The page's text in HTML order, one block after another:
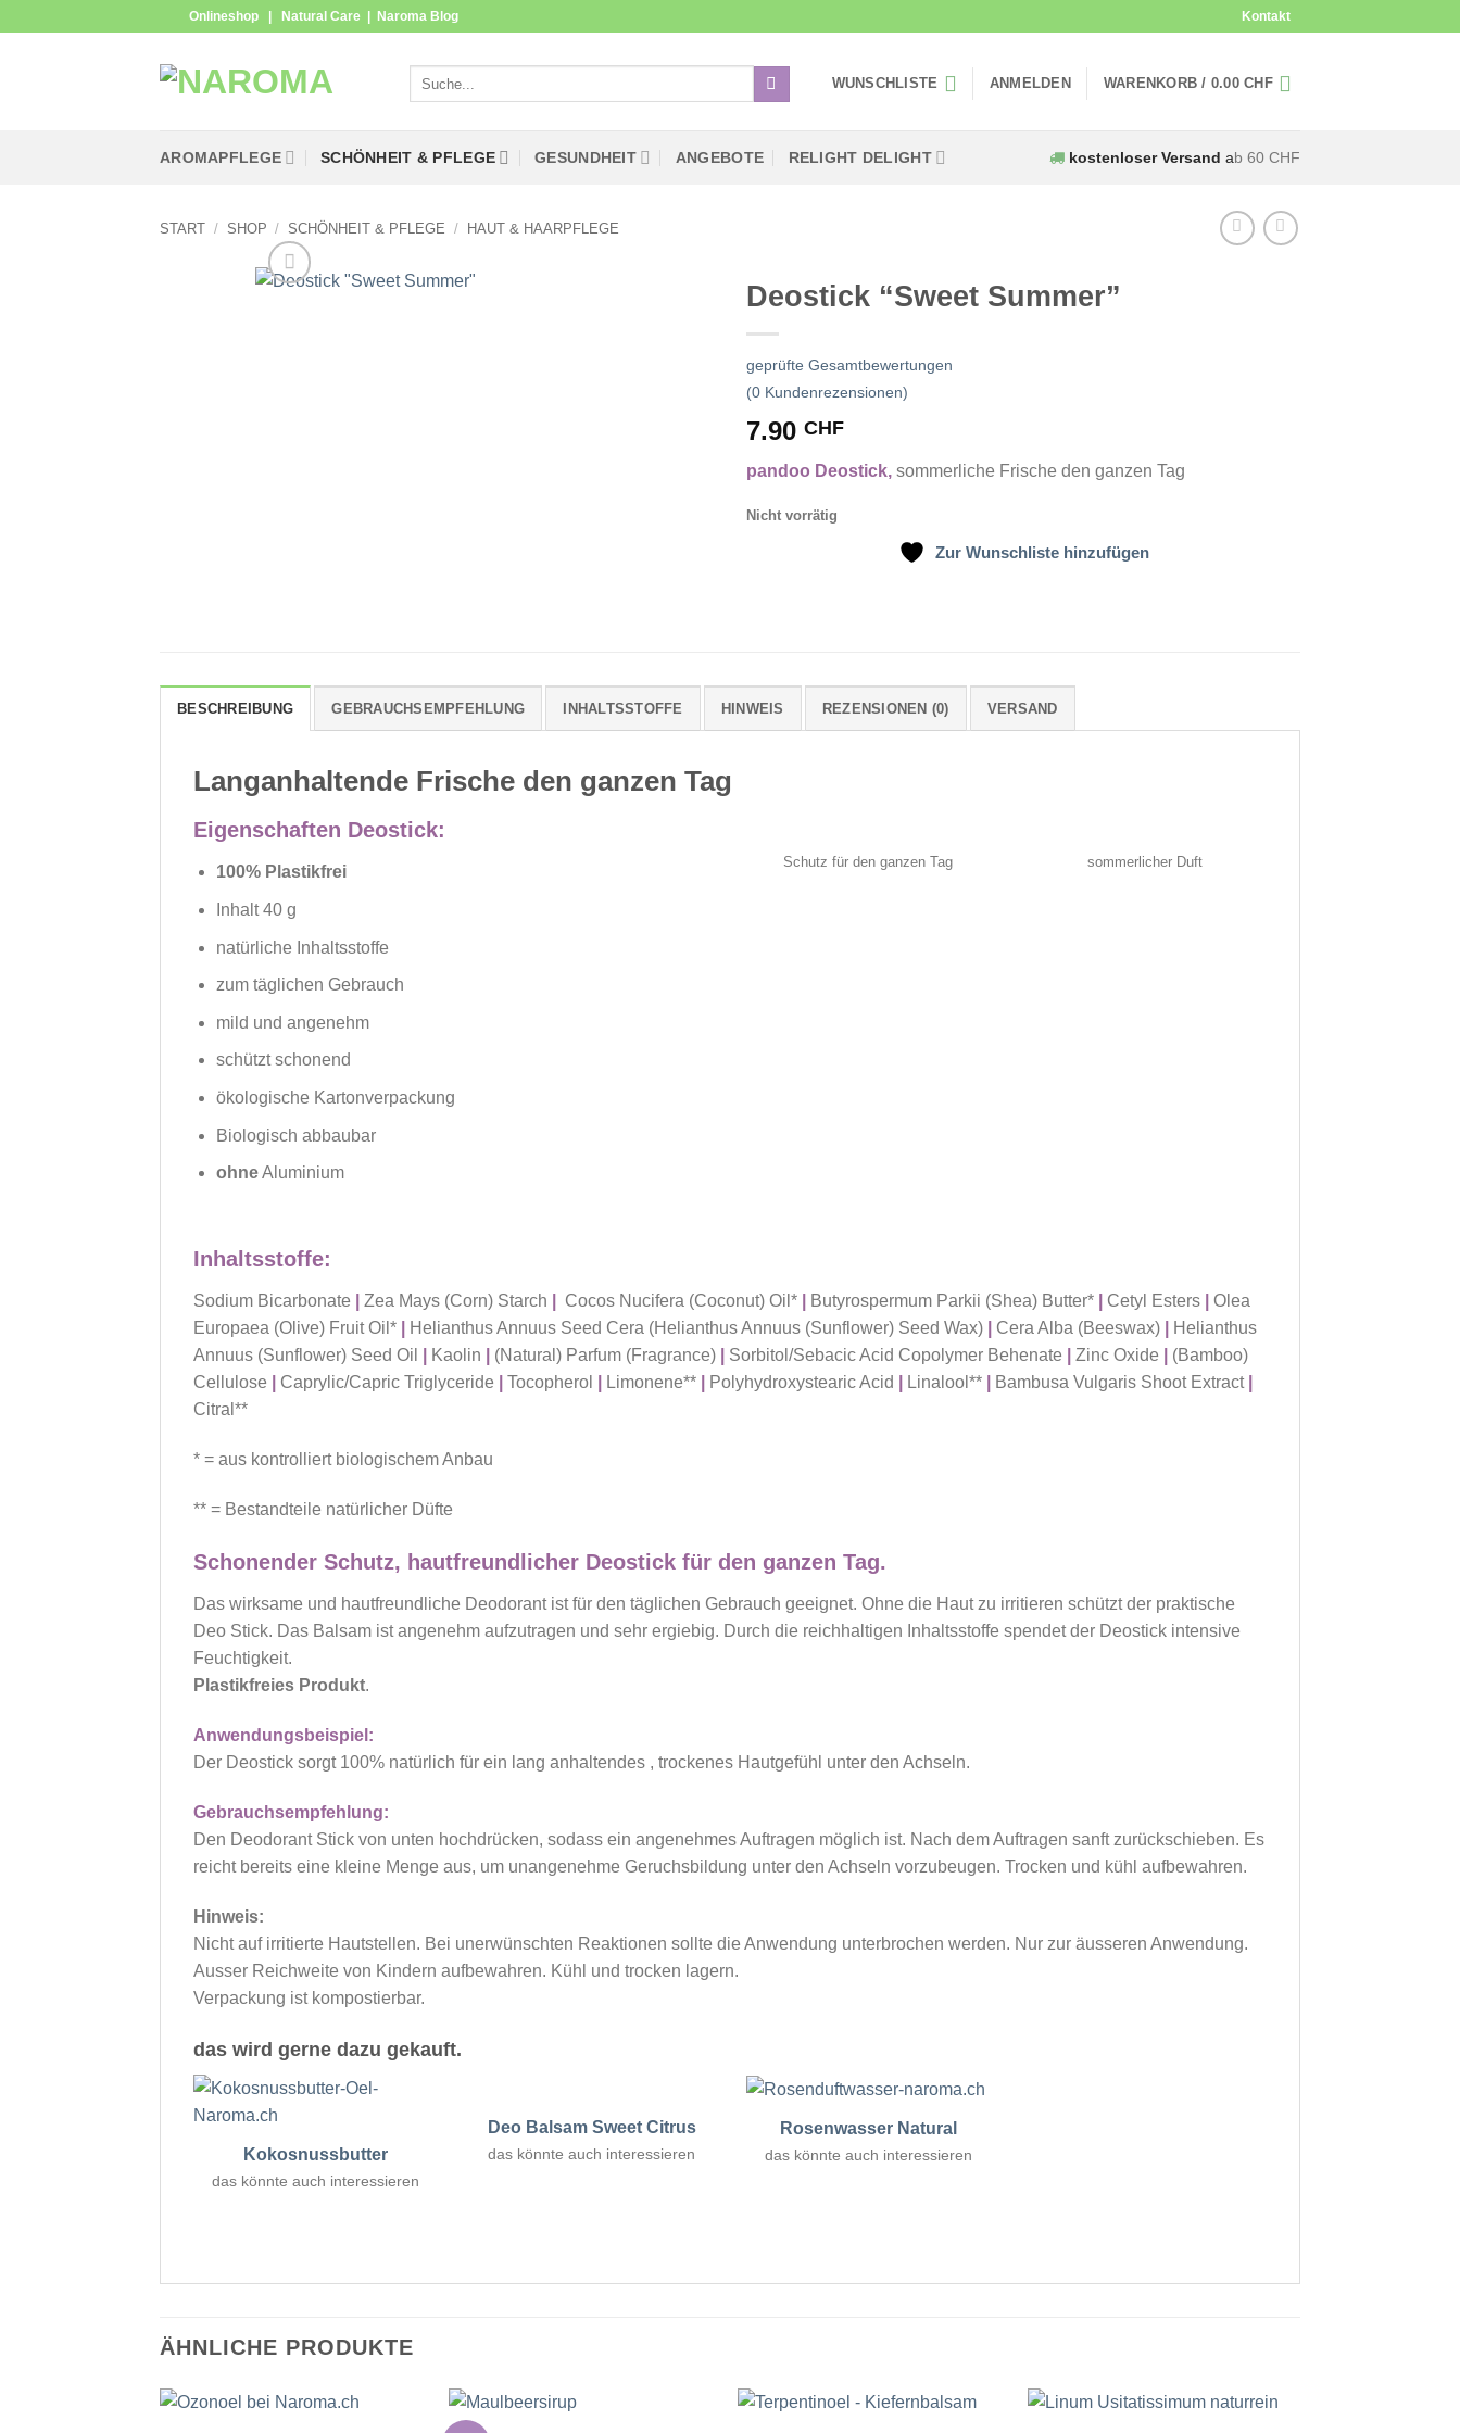
Onlineshop | Natural Care | Naroma Blog Kontakt
WUNSCHLISTE ANMELDEN WARENKORB / 0.00CHF
AROMAPFLEGE SCHÖNHEIT & PFLEGE GESUNDHEIT ANGEBOTE RELIGHT DELIGHT kostenloser Versand ab 60 CHF
START / SHOP / SCHÖNHEIT & PFLEGE / HAUT & HAARPFLEGE
Deostick “Sweet Summer”
geprüfte Gesamtbewertungen
(0 Kundenrezensionen)
7.90 CHF
pandoo Deostick, sommerliche Frische den ganzen Tag
Nicht vorrätig
Zur Wunschliste hinzufügen
BESCHREIBUNG GEBRAUCHSEMPFEHLUNG INHALTSSTOFFE HINWEIS REZENSIONEN (0) VERSAND
Langanhaltende Frische den ganzen Tag
Eigenschaften Deostick:
100% Plastikfrei
Inhalt 40 g
natürliche Inhaltsstoffe
zum täglichen Gebrauch
mild und angenehm
schützt schonend
ökologische Kartonverpackung
Biologisch abbaubar
ohneAluminium
Schutz für den ganzen Tag sommerlicher Duft
Inhaltsstoffe:
Sodium Bicarbonate Zea Mays (Corn) Starch Cocos Nucifera (Coconut) Oil* Butyrospermum Parkii (Shea) Butter* Cetyl Esters
Olea
Europaea (Olive) Fruit Oil*
Helianthus Annuus Seed Cera (Helianthus Annuus (Sunflower) Seed Wax) Cera Alba (Beeswax)
Helianthus
Annuus (Sunflower) Seed Oil
Kaolin (Natural) Parfum (Fragrance) Sorbitol/Sebacic Acid Copolymer Behenate Zinc Oxide
(Bamboo)
Cellulose
Caprylic/Capric Triglyceride Tocopherol Limonene** Polyhydroxystearic Acid Linalool** Bambusa Vulgaris Shoot Extract
Citral**
* = aus kontrolliert biologischem Anbau
** = Bestandteile natürlicher Düfte
Schonender Schutz, hautfreundlicher Deostick für den ganzen Tag.
Das wirksame und hautfreundliche Deodorant ist für den täglichen Gebrauch geeignet. Ohne die Haut zu irritieren schützt der praktische
Deo Stick. Das Balsam ist angenehm aufzutragen und sehr ergiebig. Durch die reichhaltigen Inhaltsstoffe spendet der Deostick intensive
Feuchtigkeit.
Plastikfreies Produkt.
Anwendungsbeispiel:
Der Deostick sorgt 100% natürlich für ein lang anhaltendes , trockenes Hautgefühl unter den Achseln.
Gebrauchsempfehlung:
Den Deodorant Stick von unten hochdrücken, sodass ein angenehmes Auftragen möglich ist. Nach dem Auftragen sanft zurückschieben. Es
reicht bereits eine kleine Menge aus, um unangenehme Geruchsbildung unter den Achseln vorzubeugen. Trocken und kühl aufbewahren.
Hinweis:
Nicht auf irritierte Hautstellen. Bei unerwünschten Reaktionen sollte die Anwendung unterbrochen werden. Nur zur äusseren Anwendung.
Ausser Reichweite von Kindern aufbewahren. Kühl und trocken lagern.
Verpackung ist kompostierbar.
das wird gerne dazu gekauft.
Kokosnussbutter
das könnte auch interessieren
Deo Balsam Sweet Citrus
das könnte auch interessieren
Rosenwasser Natural
das könnte auch interessieren
ÄHNLICHE PRODUKTE